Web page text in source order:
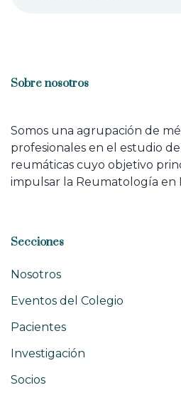
Sobre nosotros
Somos una agrupación de
profesionales en el estudio
reumáticas cuyo objetivo
impulsar la Reumatología en
Secciones
Nosotros
Eventos del Colegio
Pacientes
Investigación
Socios